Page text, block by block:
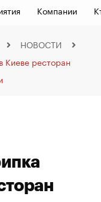
Компании
НОВОСТИ
Киеве ресторан